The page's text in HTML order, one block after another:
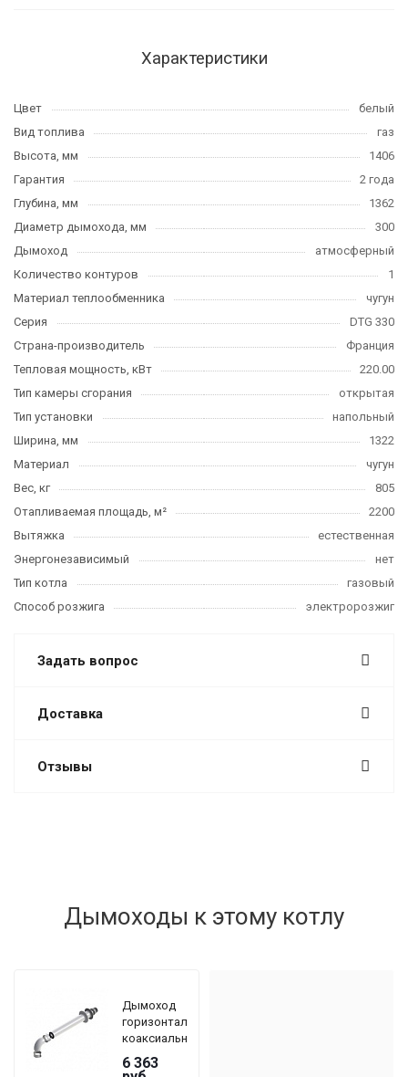
Характеристики
Цвет
белый
Вид топлива
газ
Высота, мм
1406
Гарантия
2 года
Глубина, мм
1362
Диаметр дымохода, мм
300
Дымоход
атмосферный
Количество контуров
1
Материал теплообменника
чугун
Серия
DTG 330
Страна-производитель
Франция
Тепловая мощность, кВт
220.00
Тип камеры сгорания
открытая
Тип установки
напольный
Ширина, мм
1322
Материал
чугун
Вес, кг
805
Отапливаемая площадь, м²
2200
Вытяжка
естественная
Энергонезависимый
нет
Тип котла
газовый
Способ розжига
электророзжиг
Задать вопрос
Доставка
Отзывы
Дымоходы к этому котлу
Дымоход
горизонтальный
коаксиальный
De Dietrich
DY 908 Ø
6 363